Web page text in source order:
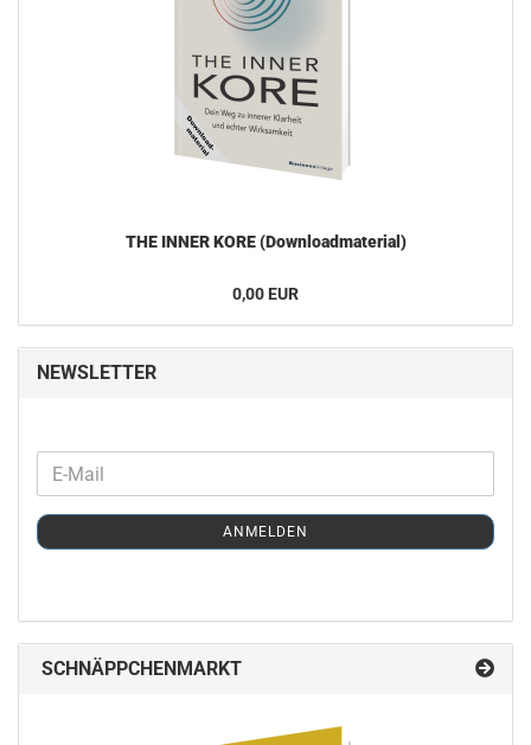
THE INNER KORE (Down­load­ma­te­ri­al)
0,00 EUR
NEWSLETTER
WEITER
ZUR
NEWSLETTER-
ANMELDUNG
E-
Mail
ANMELDEN
SCHNÄPPCHENMARKT